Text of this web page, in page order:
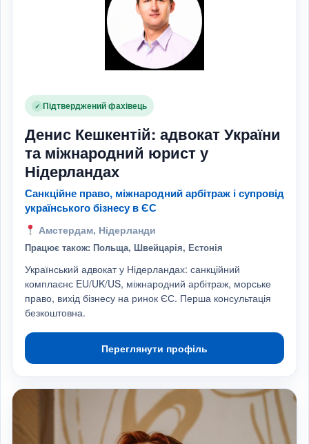
✓ Підтверджений фахівець
Денис Кешкентій: адвокат України
та міжнародний юрист у
Нідерландах
Санкційне право, міжнародний арбітраж і супровід
українського бізнесу в ЄС
Амстердам, Нідерланди
Працює також: Польща, Швейцарія, Естонія
Український адвокат у Нідерландах: санкційний
комплаєнс EU/UK/US, міжнародний арбітраж, морське
право, вихід бізнесу на ринок ЄС. Перша консультація
безкоштовна.
Переглянути профіль